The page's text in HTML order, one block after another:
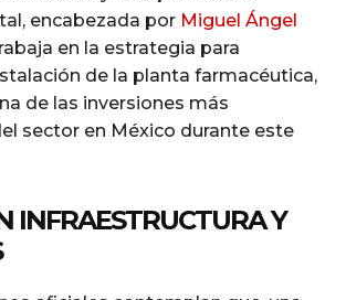
encabezada por Miguel Ángel
en la estrategia para
de la planta farmacéutica,
de las inversiones más
sector en México durante este
INFRAESTRUCTURA Y